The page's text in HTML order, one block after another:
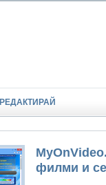
РЕДАКТИРАЙ
филми и